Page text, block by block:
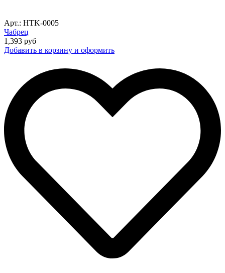
Арт.: HTK-0005
Чабрец
1,393 руб
Добавить в корзину и оформить